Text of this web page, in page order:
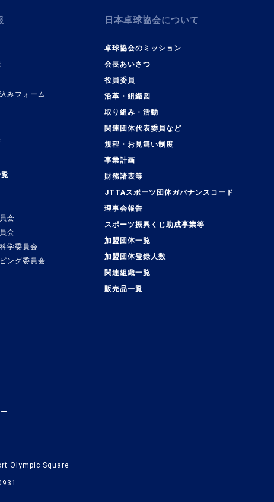
みフォーム
会
会
学委員会
ング委員会
日本卓球協会について
卓球協会のミッション
会長あいさつ
役員委員
沿革・組織図
取り組み・活動
関連団体代表委員など
規程・お見舞い制度
事業計画
財務諸表等
JTTAスポーツ団体ガバナンスコード
理事会報告
スポーツ振興くじ助成事業等
加盟団体一覧
加盟団体登録人数
関連組織一覧
販売品一覧
Olympic Square